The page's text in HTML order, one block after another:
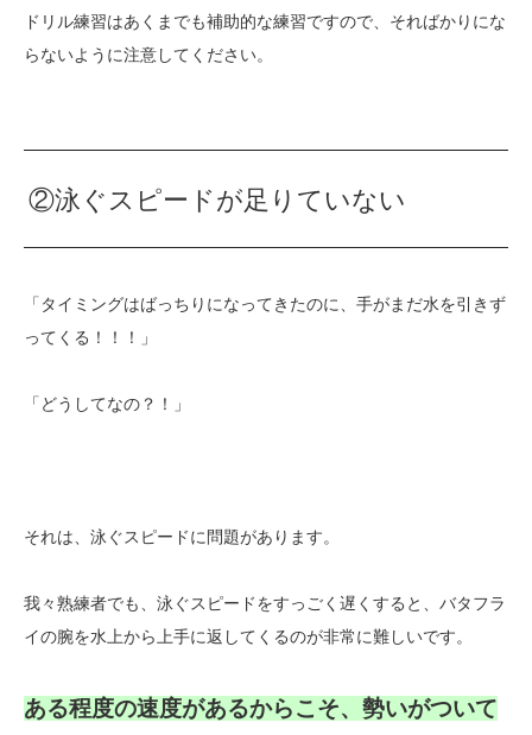
ドリル練習はあくまでも補助的な練習ですので、そればかりにな
らないように注意してください。
②泳ぐスピードが足りていない
「タイミングはばっちりになってきたのに、手がまだ水を引きず
ってくる！！！」
「どうしてなの？！」
それは、泳ぐスピードに問題があります。
我々熟練者でも、泳ぐスピードをすっごく遅くすると、バタフラ
イの腕を水上から上手に返してくるのが非常に難しいです。
ある程度の速度があるからこそ、勢いがついて